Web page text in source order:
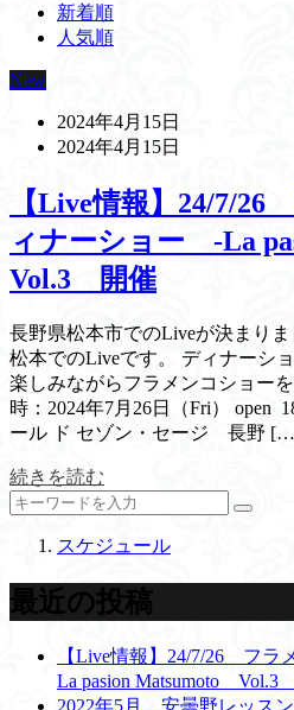
新着順
人気順
New
2024年4月15日
2024年4月15日
【Live情報】24/7/
ィナーショー -La
Vol.3 開催
長野県松本市でのLiveが決まり
松本でのLiveです。 ディナーシ
楽しみながらフラメンコショー
時：2024年7月26日（Fri） open
ール ド セゾン・セージ 長野
続きを読む
スケジュール
最近の投稿
【Live情報】24/7/26 フ
La pasion Matsumoto
2022年5月 安曇野レッス